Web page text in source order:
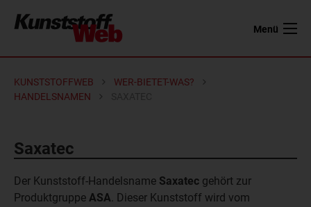
Menü
KUNSTSTOFFWEB
WER-BIETET-WAS?
HANDELSNAMEN
Saxatec
Der Kunststoff-Handelsname Saxatec gehört zur
Produktgruppe ASA. Dieser Kunststoff wird vom